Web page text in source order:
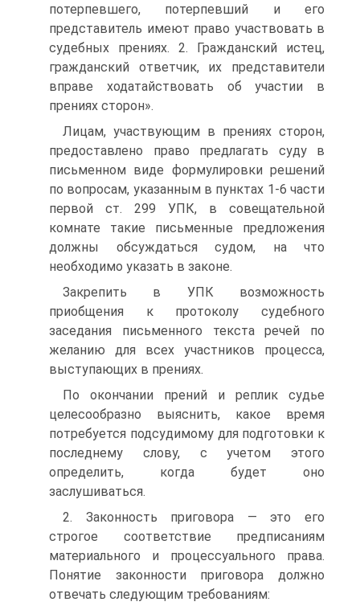
потерпевшего, потерпевший и его
представитель имеют право участвовать в
судебных прениях. 2. Гражданский истец,
гражданский ответчик, их представители
вправе ходатайствовать об участии в
прениях сторон».
Лицам, участвующим в прениях сторон,
предоставлено право предлагать суду в
письменном виде формулировки решений
по вопросам, указанным в пунктах 1-6 части
первой ст. 299 УПК, в совещательной
комнате такие письменные предложения
должны обсуждаться судом, на что
необходимо указать в законе.
Закрепить в УПК возможность
приобщения к протоколу судебного
заседания письменного текста речей по
желанию для всех участников процесса,
выступающих в прениях.
По окончании прений и реплик судье
целесообразно выяснить, какое время
потребуется подсудимому для подготовки к
последнему слову, с учетом этого
определить, когда будет оно
заслушиваться.
2. Законность приговора — это его
строгое соответствие предписаниям
материального и процессуального права.
Понятие законности приговора должно
отвечать следующим требованиям: